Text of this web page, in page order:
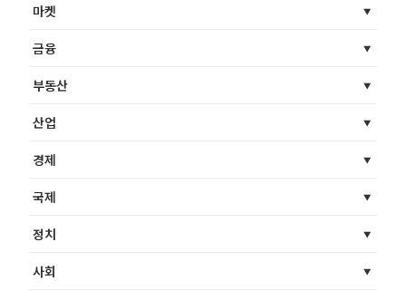
마켓
금융
부동산
산업
경제
국제
정치
사회